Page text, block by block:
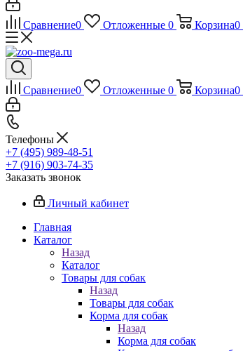
Сравнение0 Отложенные 0 Корзина0
Сравнение0 Отложенные 0 Корзина0
Телефоны
+7 (495) 989-48-51
+7 (916) 903-74-35
Заказать звонок
Личный кабинет
Главная
Каталог
Назад
Каталог
Товары для собак
Назад
Товары для собак
Корма для собак
Назад
Корма для собак